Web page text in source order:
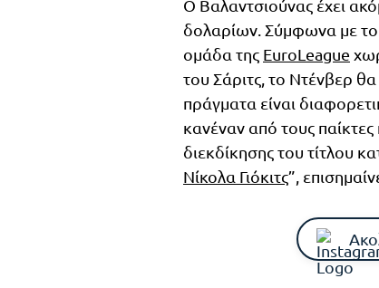
Ο Βαλαντσιούνας έχει
δολαρίων. Σύμφωνα με
ομάδα της EuroLeague
του Σάριτς, το Ντένβερ
πράγματα είναι
κανέναν από τους
διεκδίκησης του τίτλου
Νίκολα Γιόκιτς”,